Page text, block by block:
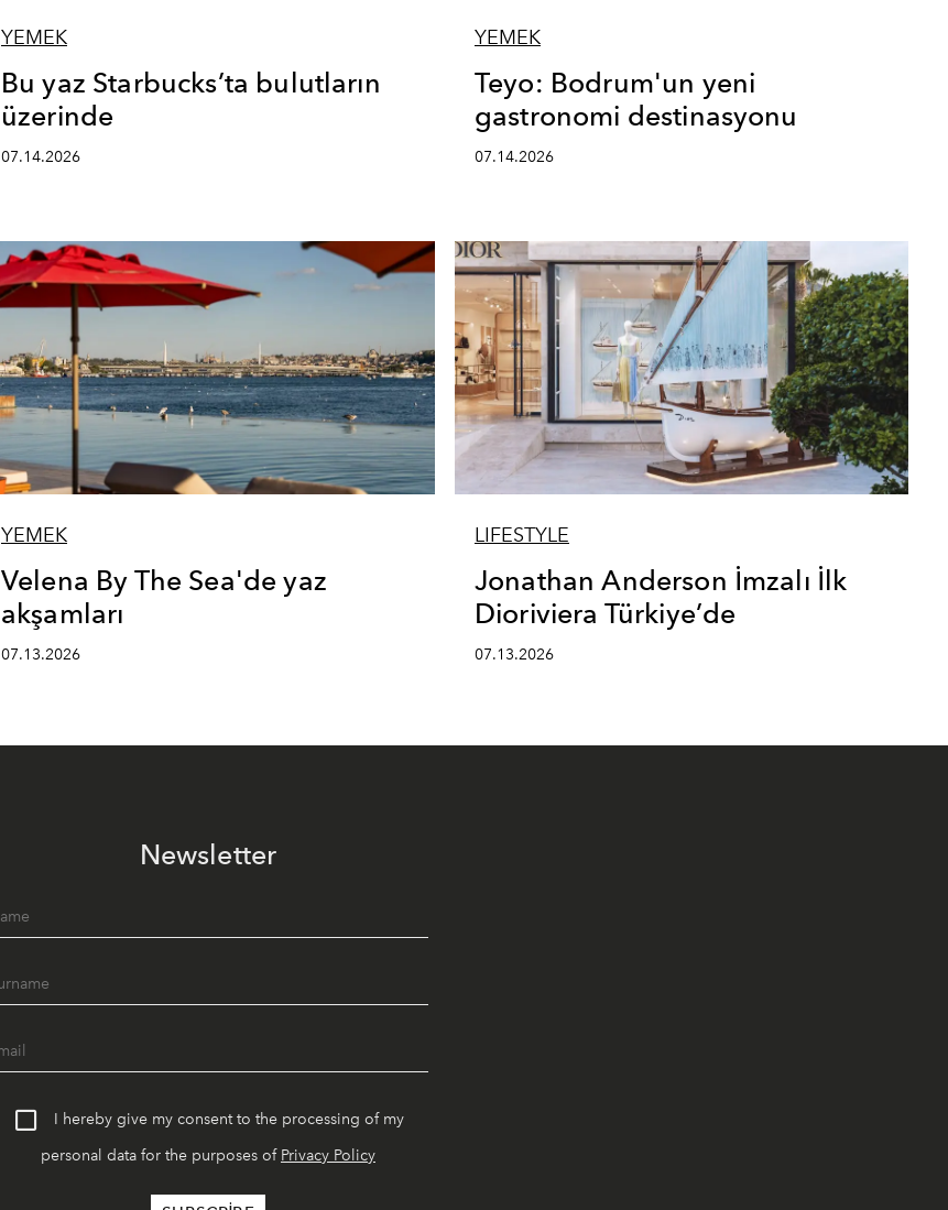
YEMEK
Bu yaz Starbucks’ta bulutların
üzerinde
07.14.2026
YEMEK
Teyo: Bodrum'un yeni
gastronomi destinasyonu
07.14.2026
YEMEK
Velena By The Sea'de yaz
akşamları
07.13.2026
LIFESTYLE
Jonathan Anderson İmzalı İlk
Dioriviera Türkiye’de
07.13.2026
Newsletter
I hereby give my consent to the processing of my
personal data for the purposes of Privacy Policy